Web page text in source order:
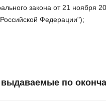
закона от 21 ноября
Федерации");
по